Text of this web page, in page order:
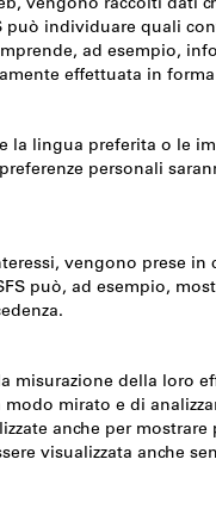
Connessioni & Interfacce